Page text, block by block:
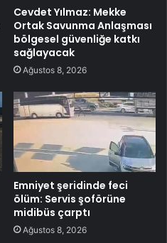
Cevdet Yılmaz: Mekke
Ortak Savunma Anlaşması
bölgesel güvenliğe katkı
sağlayacak
Ağustos 8, 2026
Emniyet şeridinde feci
ölüm: Servis şoförüne
midibüs çarptı
Ağustos 8, 2026